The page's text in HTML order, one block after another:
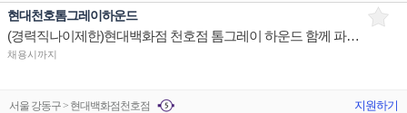
현대천호톰그레이하운드
(경력직나이제한)현대백화점 천호점 톰그레이 하운드 함께 파트타이머 구인합니다
채용시까지
서울 강동구 > 현대백화점천호점 지원하기